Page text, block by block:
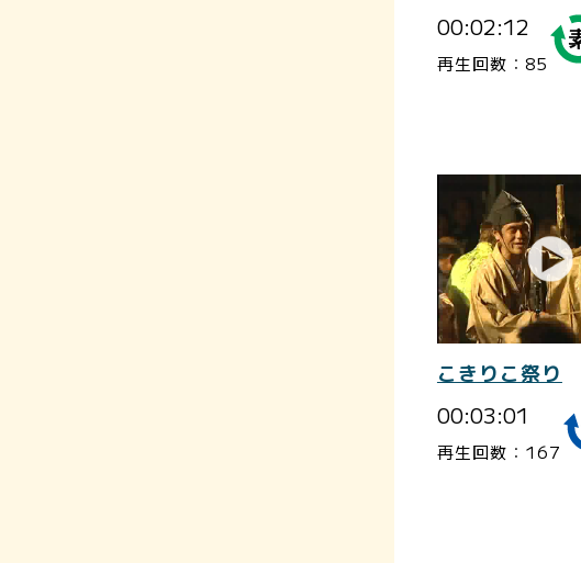
00:02:12
再生回数：85
こきりこ祭り
00:03:01
再生回数：167